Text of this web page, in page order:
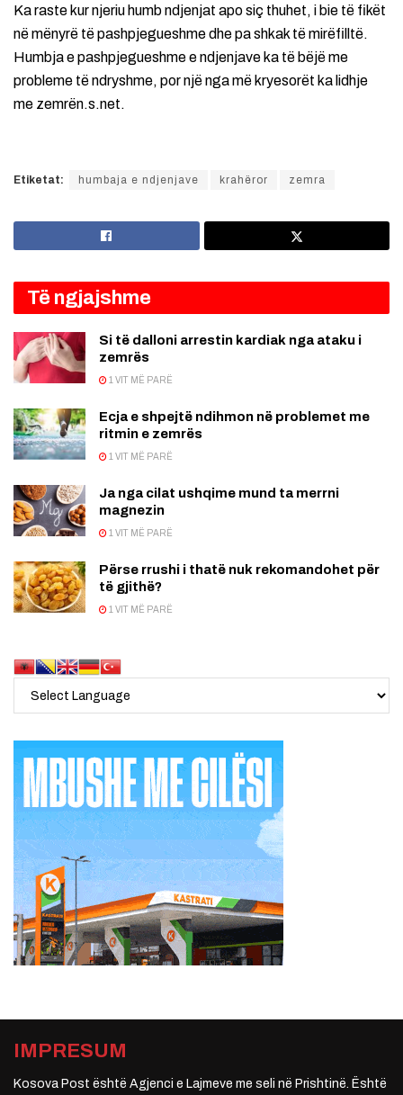
Ka raste kur njeriu humb ndjenjat apo siç thuhet, i bie të fikët
në mënyrë të pashpjegueshme dhe pa shkak të mirëfilltë.
Humbja e pashpjegueshme e ndjenjave ka të bëjë me
probleme të ndryshme, por një nga më kryesorët ka lidhje
me zemrën.s.net.
Etiketat: humbaja e ndjenjave krahëror zemra
Të ngjajshme
Si të dalloni arrestin kardiak nga ataku i
zemrës
1 VIT MË PARË
Ecja e shpejtë ndihmon në problemet me
ritmin e zemrës
1 VIT MË PARË
Ja nga cilat ushqime mund ta merrni
magnezin
1 VIT MË PARË
Përse rrushi i thatë nuk rekomandohet për
të gjithë?
1 VIT MË PARË
IMPRESUM
Kosova Post është Agjenci e Lajmeve me seli në Prishtinë. Është